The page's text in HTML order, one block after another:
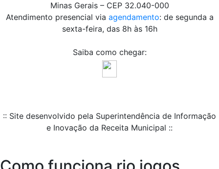
Minas Gerais – CEP 32.040-000
Atendimento presencial via agendamento: de segunda a
sexta-feira, das 8h às 16h
Saiba como chegar:
:: Site desenvolvido pela Superintendência de Informação
e Inovação da Receita Municipal ::